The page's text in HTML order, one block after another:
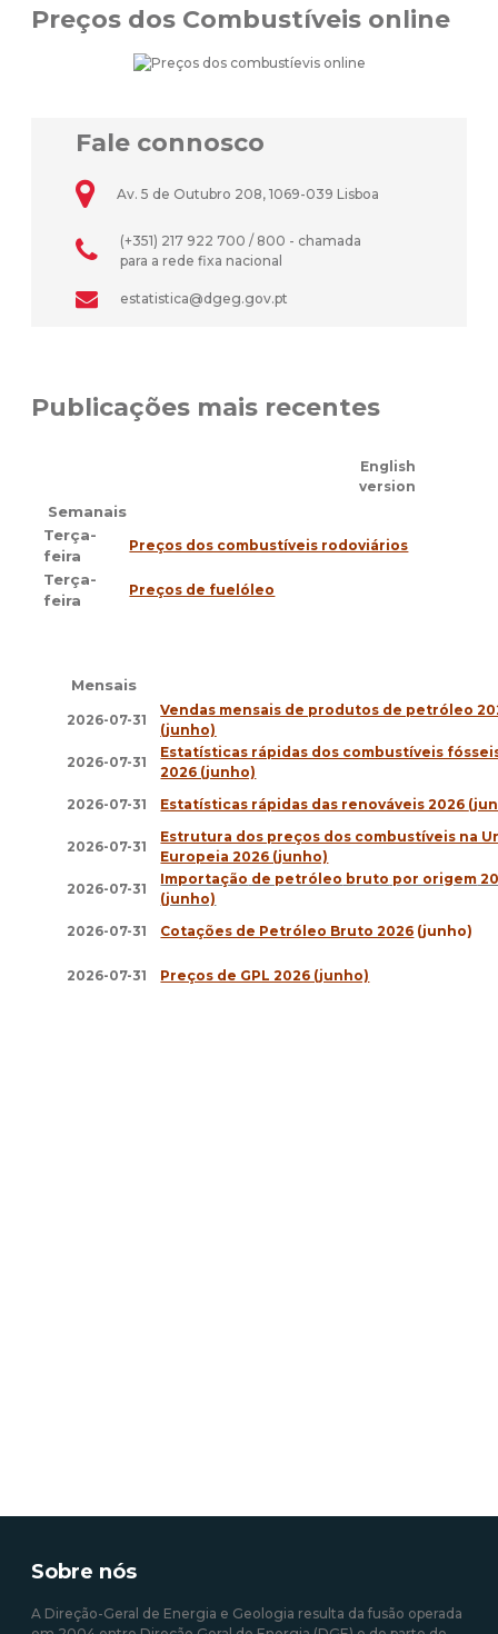
Preços dos Combustíveis online
Fale connosco
Av. 5 de Outubro 208, 1069-039 Lisboa
(+351) 217 922 700 / 800 - chamada
para a rede fixa nacional
estatistica@dgeg.gov.pt
Publicações mais recentes
English
version
Semanais
Terça-
feira
Preços dos combustíveis rodoviários
Terça-
feira
Preços de fuelóleo
Mensais
2026-07-31
Vendas mensais de produtos de petróleo
(junho)
2026-07-31
Estatísticas rápidas dos combustíveis
2026 (junho)
2026-07-31
Estatísticas rápidas das renováveis 2026
2026-07-31
Estrutura dos preços dos combustíveis na
Europeia 2026 (junho)
2026-07-31
Importação de petróleo bruto por origem
(junho)
2026-07-31
Cotações de Petróleo Bruto 2026 (junho)
2026-07-31 Preços de GPL 2026 (junho)
Sobre nós
A Direção-Geral de Energia e Geologia resulta da fusão operada